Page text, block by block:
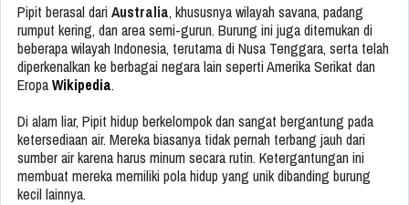
Pipit berasal dari Australia, khususnya wilayah savana, padang
rumput kering, dan area semi-gurun. Burung ini juga ditemukan di
beberapa wilayah Indonesia, terutama di Nusa Tenggara, serta telah
diperkenalkan ke berbagai negara lain seperti Amerika Serikat dan
EropaWikipedia.
Di alam liar, Pipit hidup berkelompok dan sangat bergantung pada
ketersediaan air. Mereka biasanya tidak pernah terbang jauh dari
sumber air karena harus minum secara rutin. Ketergantungan ini
membuat mereka memiliki pola hidup yang unik dibanding burung
kecil lainnya.